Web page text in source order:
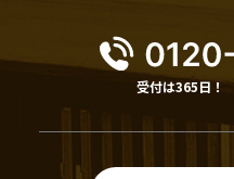
受付は365日！